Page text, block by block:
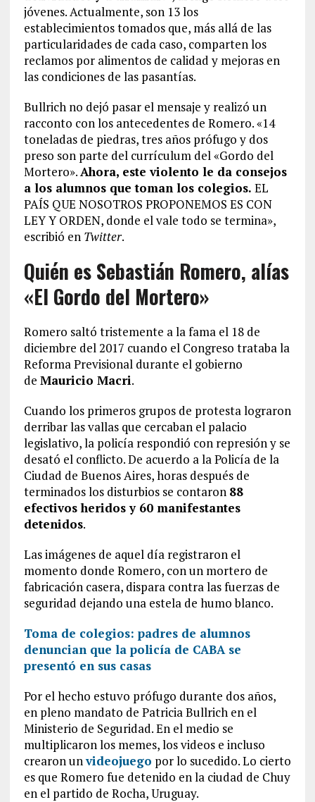
jóvenes. Actualmente, son 13 los
establecimientos tomados que, más allá de las
particularidades de cada caso, comparten los
reclamos por alimentos de calidad y mejoras en
las condiciones de las pasantías.
Bullrich no dejó pasar el mensaje y realizó un
racconto con los antecedentes de Romero. «14
toneladas de piedras, tres años prófugo y dos
preso son parte del currículum del «Gordo del
Mortero».Ahora, este violento le da consejos
a los alumnos que toman los colegios. EL
PAÍS QUE NOSOTROS PROPONEMOS ES CON
LEY Y ORDEN, donde el vale todo se termina»,
escribió en Twitter.
Quién es Sebastián Romero, alías
«El Gordo del Mortero»
Romero saltó tristemente a la fama el 18 de
diciembre del 2017 cuando el Congreso trataba la
Reforma Previsional durante el gobierno
de Mauricio Macri.
Cuando los primeros grupos de protesta lograron
derribar las vallas que cercaban el palacio
legislativo, la policía respondió con represión y se
desató el conflicto. De acuerdo a la Policía de la
Ciudad de Buenos Aires, horas después de
terminados los disturbios se contaron 88
efectivos heridos y 60 manifestantes
detenidos.
Las imágenes de aquel día registraron el
momento donde Romero, con un mortero de
fabricación casera, dispara contra las fuerzas de
seguridad dejando una estela de humo blanco.
Toma de colegios: padres de alumnos
denuncian que la policía de CABA se
presentó en sus casas
Por el hecho estuvo prófugo durante dos años,
en pleno mandato de Patricia Bullrich en el
Ministerio de Seguridad. En el medio se
multiplicaron los memes, los videos e incluso
crearon unvideojuego por lo sucedido. Lo cierto
es que Romero fue detenido en la ciudad de Chuy
en el partido de Rocha, Uruguay.